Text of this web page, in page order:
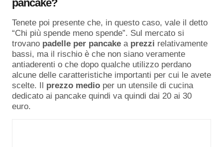
pancake?
Tenete poi presente che, in questo caso, vale il detto
“Chi più spende meno spende”. Sul mercato si
trovano padelle per pancake a prezzi relativamente
bassi, ma il rischio è che non siano veramente
antiaderenti o che dopo qualche utilizzo perdano
alcune delle caratteristiche importanti per cui le avete
scelte. Il
prezzo medio per un utensile di cucina
dedicato ai pancake quindi va quindi dai 20 ai 30
euro.